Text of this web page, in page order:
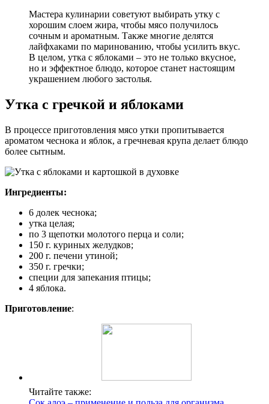
Мастера кулинарии советуют выбирать утку с
хорошим слоем жира, чтобы мясо получилось
сочным и ароматным. Также многие делятся
лайфхаками по маринованию, чтобы усилить вкус.
В целом, утка с яблоками – это не только вкусное,
но и эффектное блюдо, которое станет настоящим
украшением любого застолья.
Утка с гречкой и яблоками
В процессе приготовления мясо утки пропитывается
ароматом чеснока и яблок, а гречневая крупа делает блюдо
более сытным.
Ингредиенты:
6 долек чеснока;
утка целая;
по 3 щепотки молотого перца и соли;
150 г. куриных желудков;
200 г. печени утиной;
350 г. гречки;
специи для запекания птицы;
4 яблока.
Приготовление:
Читайте также: